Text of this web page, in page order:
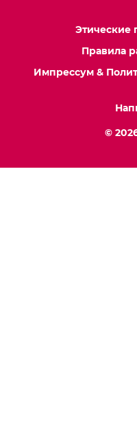
Этические
Правила
Импрессум &
©